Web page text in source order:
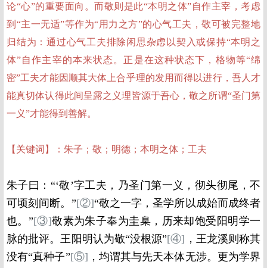
论“心”的重要面向。而敬则是此“本明之体”自作主宰，考虑
到“主一无适”等作为“用力之方”的心气工夫，敬可被完整地
归结为：通过心气工夫排除闲思杂虑以契入或保持“本明之
体”自作主宰的本来状态。正是在这种状态下，格物等“绵
密”工夫才能因顺其大体上合乎理的发用而得以进行，吾人才
能真切体认得此间呈露之义理皆源于吾心，敬之所谓“圣门第
一义”才能得到善解。
【关键词】：朱子；敬；明德；本明之体；工夫
朱子曰：“‘敬’字工夫，乃圣门第一义，彻头彻尾，不
可顷刻间断。”[②]“敬之一字，圣学所以成始而成终者
也。”[③]敬素为朱子奉为圭臬，历来却饱受阳明学一
脉的批评。王阳明认为敬“没根源”[④] ，王龙溪则称其
没有“真种子”[⑤] ，均谓其与先天本体无涉。更为学界